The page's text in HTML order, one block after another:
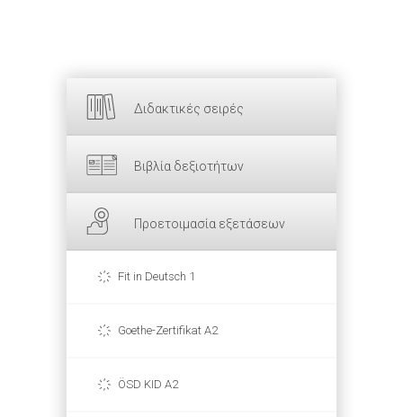
Διδακτικές σειρές
Βιβλία δεξιοτήτων
Προετοιμασία εξετάσεων
Fit in Deutsch 1
Goethe-Zertifikat A2
ÖSD KID A2